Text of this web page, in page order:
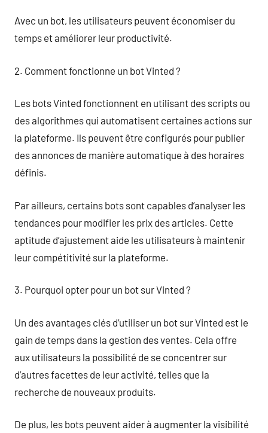
Avec un bot, les utilisateurs peuvent économiser du
temps et améliorer leur productivité.
2. Comment fonctionne un bot Vinted ?
Les bots Vinted fonctionnent en utilisant des scripts ou
des algorithmes qui automatisent certaines actions sur
la plateforme. Ils peuvent être configurés pour publier
des annonces de manière automatique à des horaires
définis.
Par ailleurs, certains bots sont capables d’analyser les
tendances pour modifier les prix des articles. Cette
aptitude d’ajustement aide les utilisateurs à maintenir
leur compétitivité sur la plateforme.
3. Pourquoi opter pour un bot sur Vinted ?
Un des avantages clés d’utiliser un bot sur Vinted est le
gain de temps dans la gestion des ventes. Cela offre
aux utilisateurs la possibilité de se concentrer sur
d’autres facettes de leur activité, telles que la
recherche de nouveaux produits.
De plus, les bots peuvent aider à augmenter la visibilité